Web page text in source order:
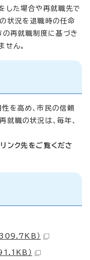
した場合や再就職先で
状況を退職時の任命
の再就職制度に基づき
せん。
を高め、市民の信頼
就職の状況は、毎年、
ンク先をご覧くださ
）
）